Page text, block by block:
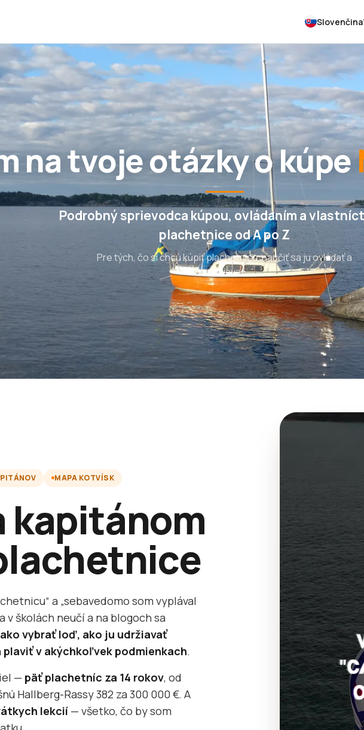
Slovenčina
na tvoje otázky o kúpe
Podrobný sprievodca kúpou, ovládaním a
plachetnice od A po Z
Pre tých, čo si chcú kúpiť plachetnicu, naučiť sa ju ovládať a
udržiavať
MAPA KOTVÍSK
kapitánom
a „sebavedomo som vyplával
v školách neučí a na blogoch sa
ako vybrať loď, ako ju udržiavať
plaviť v akýchkoľvek podmienkach.
— päť plachetníc za 14 rokov, od
Hallberg-Rassy 382 za 300 000 €. A
lekcií — všetko, čo by som